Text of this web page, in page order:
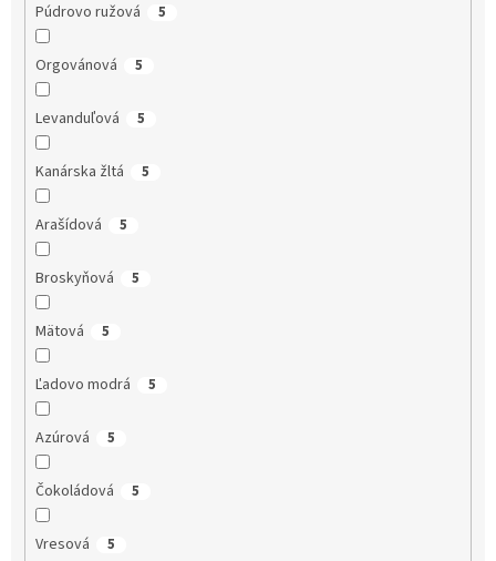
Púdrovo ružová 5
Orgovánová 5
Levanduľová 5
Kanárska žltá 5
Arašídová 5
Broskyňová 5
Mätová 5
Ľadovo modrá 5
Azúrová 5
Čokoládová 5
Vresová 5